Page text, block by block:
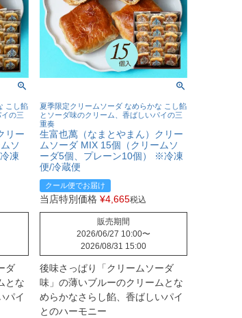
こし餡
の三
リー
ソ
凍
ダ
とな
パイ
夏季限定クリームソーダ なめらかな こし餡
とソーダ味のクリーム、香ばしいパイの三
重奏
生富也萬（なまとやまん）クリー
ムソーダ MIX 15個（クリームソ
ーダ5個、プレーン10個） ※冷凍
便/冷蔵便
クール便でお届け
当店特別価格 ¥4,665税込
販売期間
2026/06/27 10:00〜
2026/08/31 15:00
後味さっぱり「クリームソーダ
味」の薄いブルーのクリームとな
めらかなさらし餡、香ばしいパイ
とのハーモニー